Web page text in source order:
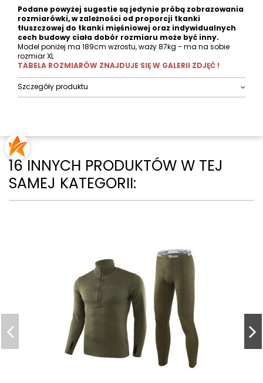
Podane powyżej sugestie są jedynie próbą zobrazowania
rozmiarówki, w zależności od proporcji tkanki
tłuszczowej do tkanki mięśniowej oraz indywidualnych
cech budowy ciała dobór rozmiaru może być inny.
Model poniżej ma 189cm wzrostu, waży 87kg - ma na sobie
rozmiar XL
TABELA ROZMIARÓW ZNAJDUJE SIĘ W GALERII ZDJĘĆ !
Szczegóły produktu
16 INNYCH PRODUKTÓW W TEJ
SAMEJ KATEGORII: